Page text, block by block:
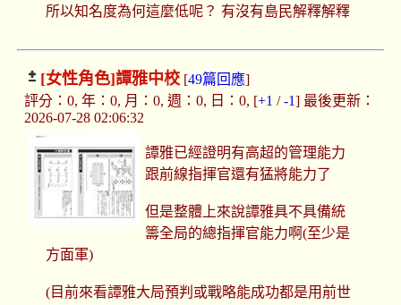
所以知名度為何這麼低呢？ 有沒有島民解釋解釋
[女性角色]譚雅中校[49篇回應]
評分：0, 年：0, 月：0, 週：0, 日：0, [+1 /-1] 最後更新：
2026-07-28 02:06:32
譚雅已經證明有高超的管理能力
跟前線指揮官還有猛將能力了
但是整體上來說譚雅具不具備統
籌全局的總指揮官能力啊(至少是
方面軍)
(目前來看譚雅大局預判或戰略能成功都是用前世